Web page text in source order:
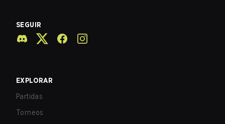
SEGUIR
EXPLORAR
Partidas
Torneos